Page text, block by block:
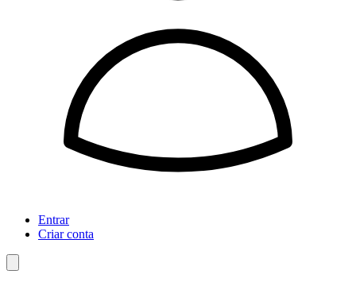
Entrar
Criar conta